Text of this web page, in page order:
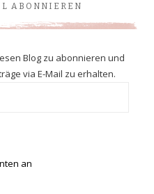
ABONNIEREN
Blog zu abonnieren und
via E-Mail zu erhalten.
an